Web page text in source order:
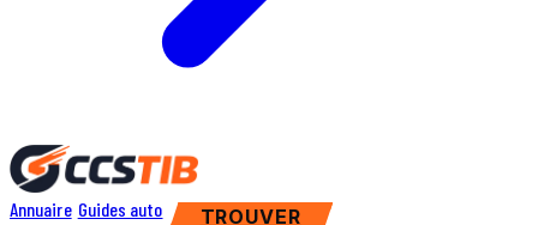
Annuaire Guides auto TROUVER